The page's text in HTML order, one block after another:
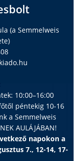
(a Semmelweis
10:00–16:00
péntekig 10-16
a Semmelweis
AULÁJÁBAN!
napokon a
7., 12-14, 17-